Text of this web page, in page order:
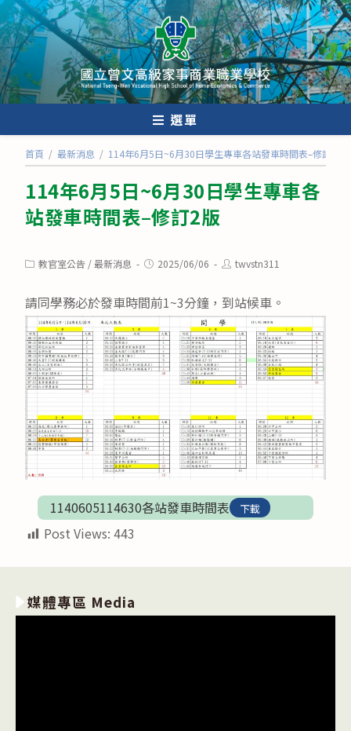
跳
轉
至
主
要
內
選單
首頁 / 最新消息 / 114年6月5日~6月30日學生專車各站發車時間表–修訂2版
114年6月5日~6月30日學生專車各
站發車時間表–修訂2版
Post教官室公告 /最新消息
Post2025/06/06
Posttwvstn311
請同學務必於發車時間前1~3分鐘，到站候車。
1140605114630各站發車時間表 下載
Post Views: 443
媒體專區 Media